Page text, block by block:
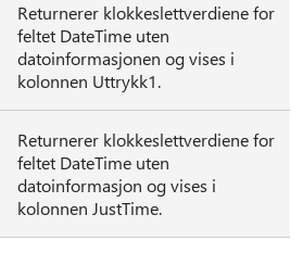
Returnerer klokkeslettverdiene for
feltet DateTime uten
datoinformasjonen og vises i
kolonnen Uttrykk1.
Returnerer klokkeslettverdiene for
feltet DateTime uten
datoinformasjon og vises i
kolonnen JustTime.